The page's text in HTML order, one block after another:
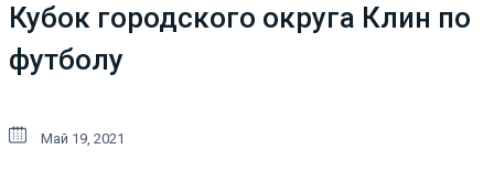
Кубок городского округа Клин по
футболу
Май 19, 2021